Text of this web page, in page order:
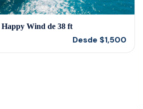
Wind de 38 ft
Desde $1,500